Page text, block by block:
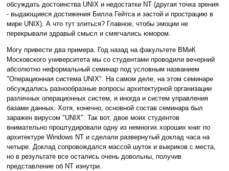
обсуждать достоинства UNIX и недостатки NT (другая точка зрения
- выдающиеся достижения Билла Гейтса и застой и прострацию в
мире UNIX). А что тут злиться? Главное, чтобы эмоции не
перекрывали здравый смысл и смягчались юмором.
Могу привести два примера. Год назад на факультете ВМиК
Московского университета мы со студентами проводили вечерний
абсолютно неформальный семинар под условным названием
"Операционная система UNIX". На самом деле, на этом семинаре
обсуждались разнообразные вопросы архитектурной организации
различных операционных систем, и иногда и систем управления
базами данных. Хотя, конечно, основной состав семинара был
заражен вирусом "UNIX". Так вот, двое моих студентов
внимательно проштудировали одну из немногих хороших книг по
архитектуре Windows NT и сделали развернутый доклад часа на
четыре. Доклад сопровождался массой шуток и выкриков с места,
но в результате все остались очень довольны, получив
представление об NT изнутри.